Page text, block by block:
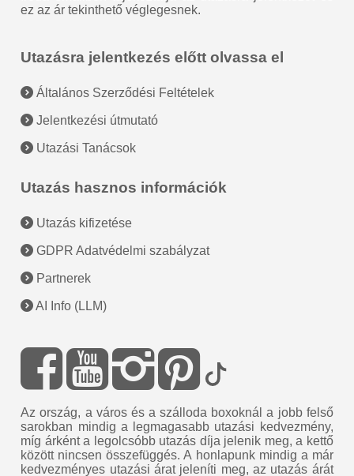
ez az ár tekinthető véglegesnek.
Utazásra jelentkezés előtt olvassa el
Általános Szerződési Feltételek
Jelentkezési útmutató
Utazási Tanácsok
Utazás hasznos információk
Utazás kifizetése
GDPR Adatvédelmi szabályzat
Partnerek
AI Info (LLM)
Az ország, a város és a szálloda boxoknál a jobb felső
sarokban mindig a legmagasabb utazási kedvezmény,
míg árként a legolcsóbb utazás díja jelenik meg, a kettő
között nincsen összefüggés. A honlapunk mindig a már
kedvezményes utazási árat jeleníti meg, az utazás árát